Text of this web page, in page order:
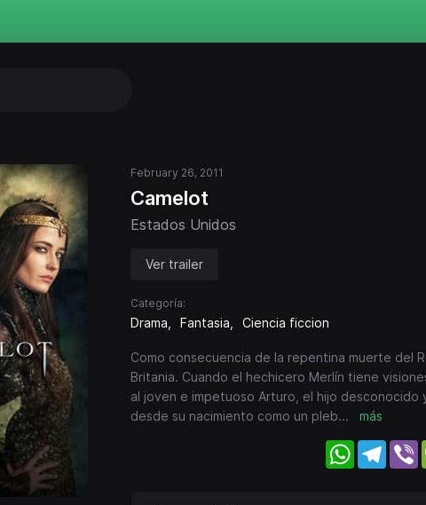
February 26, 2011
Camelot
Estados Unidos
Ver trailer
Categoría:
Drama Fantasia Ciencia ficcion
Como consecuencia de la repentina muerte del
Britania. Cuando el hechicero Merlín tiene
al joven e impetuoso Arturo, el hijo
desde su nacimiento como un pleb... más
WhatsApp